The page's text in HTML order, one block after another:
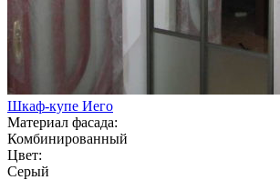
Шкаф-купе Иего
Материал фасада:
Комбинированный
Цвет:
Серый